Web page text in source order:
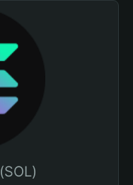
محفظة سولانا (SOL)